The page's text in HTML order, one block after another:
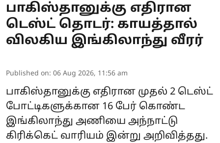
பாகிஸ்தானுக்கு எதிரான
டெஸ்ட் தொடர்: காயத்தால்
விலகிய இங்கிலாந்து வீரர்
Published on: 06 Aug 2026, 11:56 am
பாகிஸ்தானுக்கு எதிரான முதல் 2 டெஸ்ட்
போட்டிகளுக்கான 16 பேர் கொண்ட
இங்கிலாந்து அணியை அந்நாட்டு
கிரிக்கெட் வாரியம் இன்று அறிவித்தது.